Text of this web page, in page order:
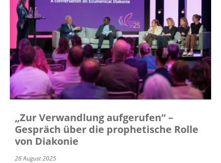
„Zur Verwandlung aufgerufen“ –
Gespräch über die prophetische Rolle
von Diakonie
26 August 2025